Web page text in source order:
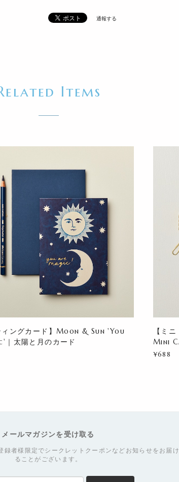
通報する
Items
ィングカード】Moon & Sun 'You
太陽と月のカード
【ミ
Mini
¥688
メールマガジンを受け取る
録者様限定でシークレットクーポンなどお知らせをお届
ることがございます。